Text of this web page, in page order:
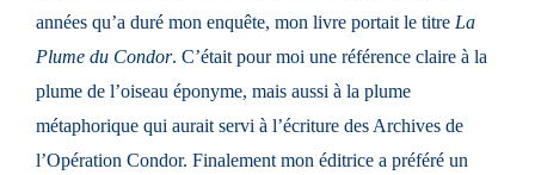
années qu’a duré mon enquête, mon livre portait le titre La
Plume du Condor. C’était pour moi une référence claire à la
plume de l’oiseau éponyme, mais aussi à la plume
métaphorique qui aurait servi à l’écriture des Archives de
l’Opération Condor. Finalement mon éditrice a préféré un